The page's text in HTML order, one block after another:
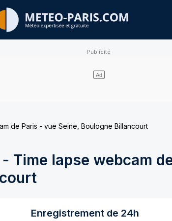
de Paris - vue Seine, Boulogne Billancourt
Time lapse webcam
Enregistrement de 24h